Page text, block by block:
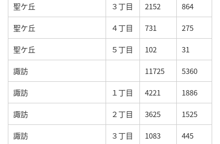
聖ケ丘 ３丁目 2152 864
聖ケ丘 ４丁目 731 275
聖ケ丘 ５丁目 102 31
諏訪 11725 5360
諏訪 １丁目 4221 1886
諏訪 ２丁目 3625 1525
諏訪 ３丁目 1083 445